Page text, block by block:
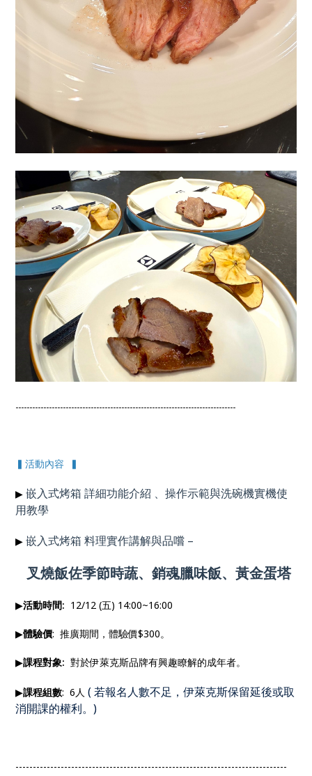
-------------------------------------------------------------------------------
▍活動內容 ▍
▶嵌入式烤箱 詳細功能介紹 、操作示範與洗碗機實機使
用教學
▶ 嵌入式烤箱 料理實作講解與品嚐 –
叉燒飯佐季節時蔬、銷魂臘味飯、黃金蛋塔
▶活動時間: 12/12 (五) 14:00~16:00
▶體驗價: 推廣期間，體驗價$300。
▶課程對象:對於伊萊克斯品牌有興趣瞭解的成年者。
▶課程組數: 6人(若報名人數不足，伊萊克斯保留延後或取
消開課的權利。)
------------------------------------------------------------------------------